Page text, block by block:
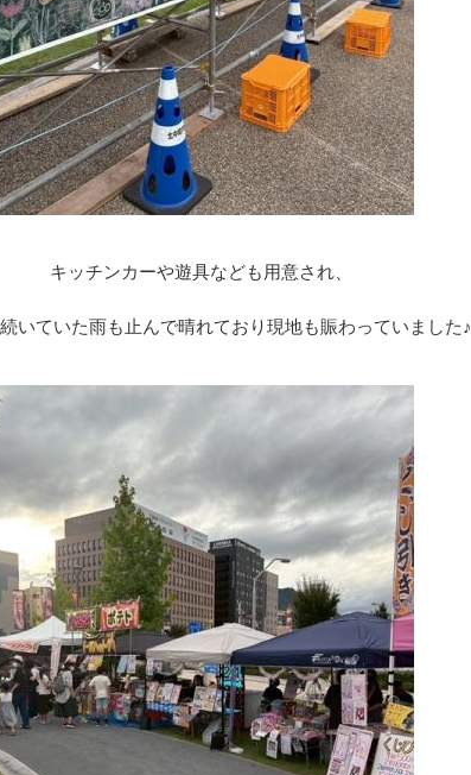
キッチンカーや遊具なども用意され、
いていた雨も止んで晴れており現地も賑わっていました♪